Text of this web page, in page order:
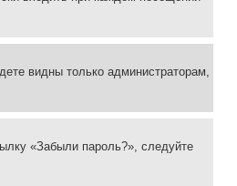
видны только администраторам,
«Забыли пароль?», следуйте